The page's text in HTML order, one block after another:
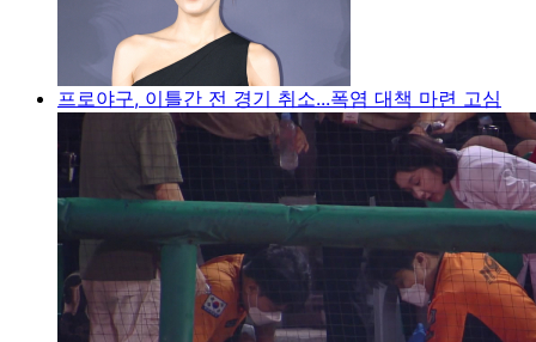
프로야구, 이틀간 전 경기 취소...폭염 대책 마련 고심